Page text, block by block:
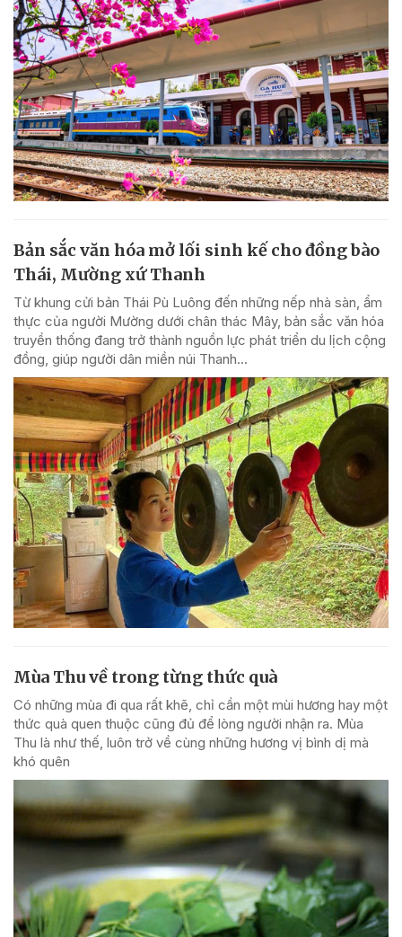
Bản sắc văn hóa mở lối sinh kế cho đồng bào
Thái, Mường xứ Thanh
Từ khung cửi bản Thái Pù Luông đến những nếp nhà sàn, ẩm
thực của người Mường dưới chân thác Mây, bản sắc văn hóa
truyền thống đang trở thành nguồn lực phát triển du lịch cộng
đồng, giúp người dân miền núi Thanh...
Mùa Thu về trong từng thức quà
Có những mùa đi qua rất khẽ, chỉ cần một mùi hương hay một
thức quà quen thuộc cũng đủ để lòng người nhận ra. Mùa
Thu là như thế, luôn trở về cùng những hương vị bình dị mà
khó quên